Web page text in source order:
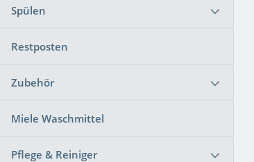
Spülen
Restposten
Zubehör
Miele Waschmittel
Pflege & Reiniger